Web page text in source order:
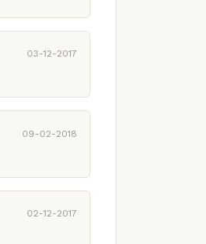
03-12-2017
09-02-2018
02-12-2017